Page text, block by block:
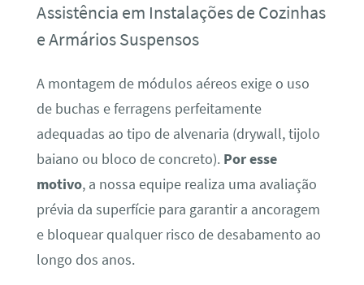
Assistência em Instalações de Cozinhas
e Armários Suspensos
A montagem de módulos aéreos exige o uso
de buchas e ferragens perfeitamente
adequadas ao tipo de alvenaria (drywall, tijolo
baiano ou bloco de concreto). Por esse
motivo, a nossa equipe realiza uma avaliação
prévia da superfície para garantir a ancoragem
e bloquear qualquer risco de desabamento ao
longo dos anos.